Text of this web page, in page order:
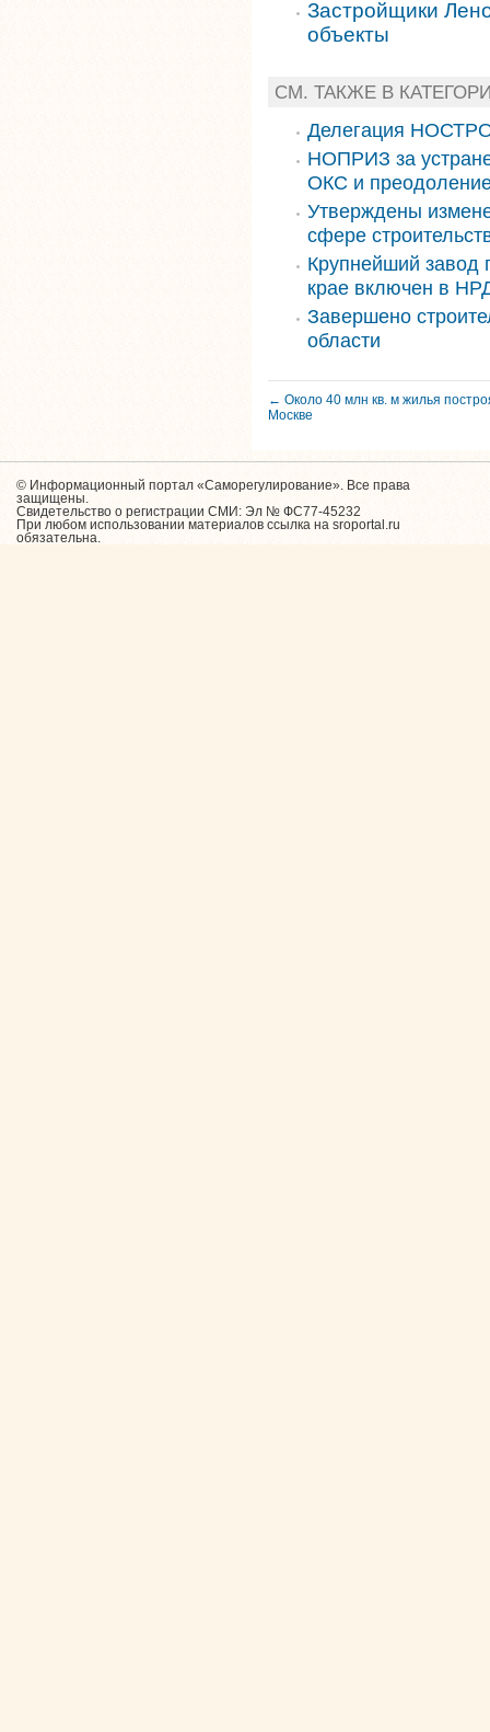
Застройщики
объекты
СМ. ТАКЖЕ В
Делегация
НОПРИЗ за
ОКС и
Утверждены
сфере
Крупнейший завод
крае включен в
Завершено
области
← Около 40 млн кв. м жилья
Москве
© Информационный портал «Саморегулирование». Все права
защищены.
Свидетельство о регистрации СМИ: Эл № ФС77-45232
При любом использовании материалов ссылка на sroportal.ru
обязательна.